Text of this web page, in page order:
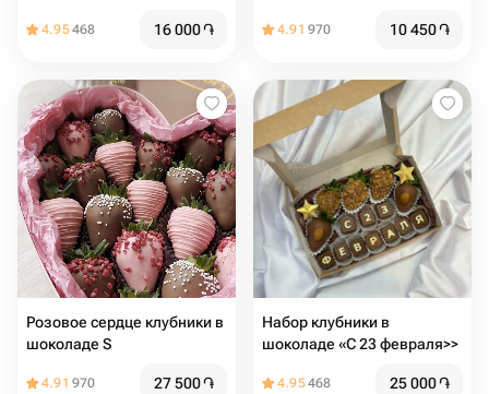
4.95468 16 000֏ 4.91 970 10 450֏
Розовое сердце клубники в
шоколаде S
4.91 970 27 500֏
Набор клубники в
шоколаде «С 23 февраля>>
4.95468 25 000֏